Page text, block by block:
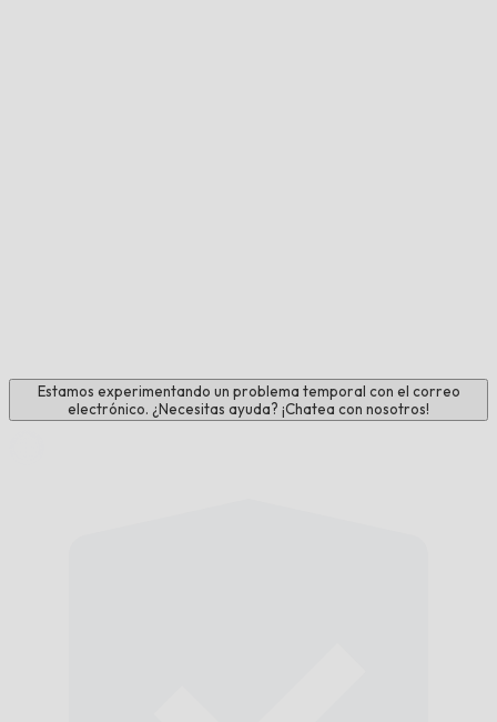
Estamos experimentando un problema temporal con el correo
electrónico. ¿Necesitas ayuda? ¡Chatea con nosotros!